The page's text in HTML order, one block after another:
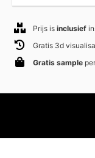
Prijs isinclusief
Gratis 3d
Gratis sample